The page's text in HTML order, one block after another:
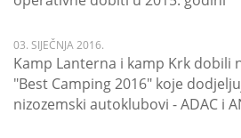
03. SIJEČNJA 2016.
Kamp Lanterna i kamp Krk dobili
"Best Camping 2016" koje
nizozemski autoklubovi - ADAC i